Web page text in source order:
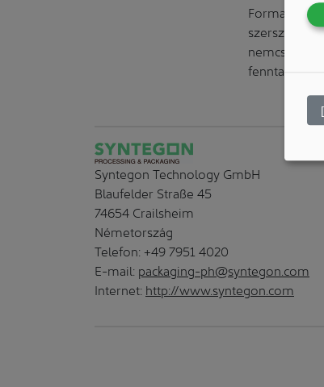
szerszámok
nemcsak
Syntegon Technology GmbH
Blaufelder Straße 45
74654 Crailsheim
Németország
Telefon: +49 7951 4020
E-mail: packaging-ph@syntegon.com
Internet: http://www.syntegon.com